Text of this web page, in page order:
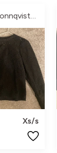
Sagaronnqvistberg
Xs/s